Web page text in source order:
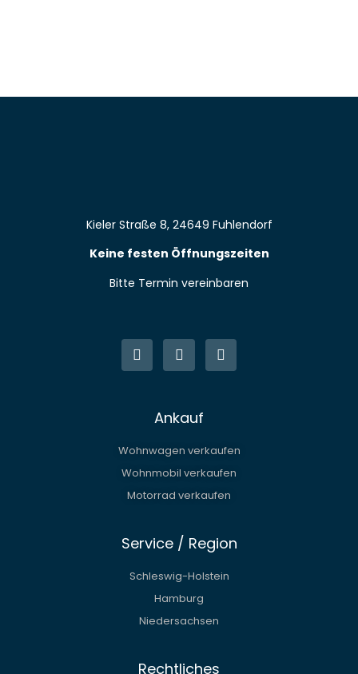
Kieler Straße 8, 24649 Fuhlendorf
Keine festen Öffnungszeiten
Bitte Termin vereinbaren
h
a
t
n
v
e
p
h
o
n
Ankauf
Wohnwagen verkaufen
Wohnmobil verkaufen
Motorrad verkaufen
Service / Region
Schleswig-Holstein
Hamburg
Niedersachsen
Rechtliches